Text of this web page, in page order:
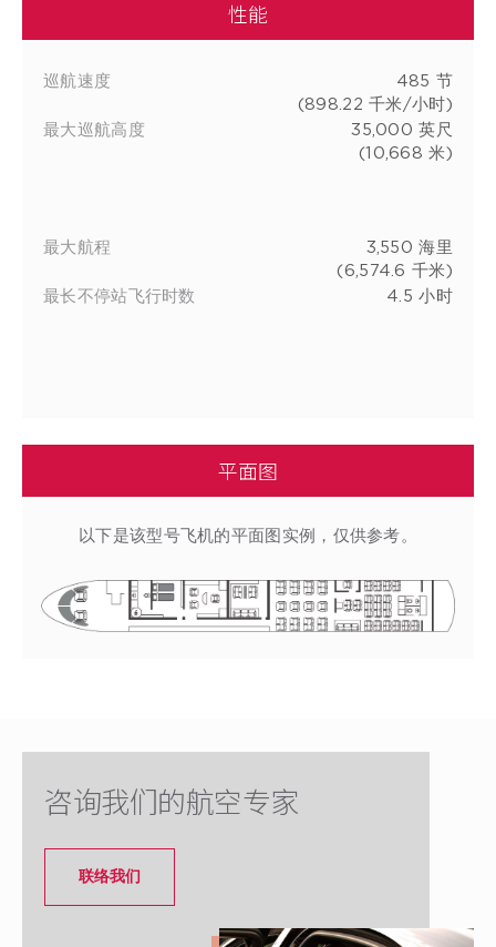
性能
巡航速度
485 节
(898.22 千米/小时)
最大巡航高度
35,000 英尺
(10,668 米)
最大航程
3,550 海里
(6,574.6 千米)
最长不停站飞行时数
4.5 小时
平面图
以下是该型号飞机的平面图实例，仅供参考。
咨询我们的航空专家
联络我们